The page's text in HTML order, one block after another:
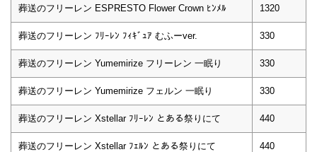
葬送のフリーレン ESPRESTO Flower Crown ﾋﾝﾒﾙ 1320
葬送のフリーレン ﾌﾘｰﾚﾝ ﾌｨｷﾞｭｱ むふーver. 330
葬送のフリーレン Yumemirize フリーレン 一眠り 330
葬送のフリーレン Yumemirize フェルン 一眠り 330
葬送のフリーレン Xstellar ﾌﾘｰﾚﾝ とある祭りにて 440
葬送のフリーレン Xstellar ﾌｪﾙﾝ とある祭りにて 440